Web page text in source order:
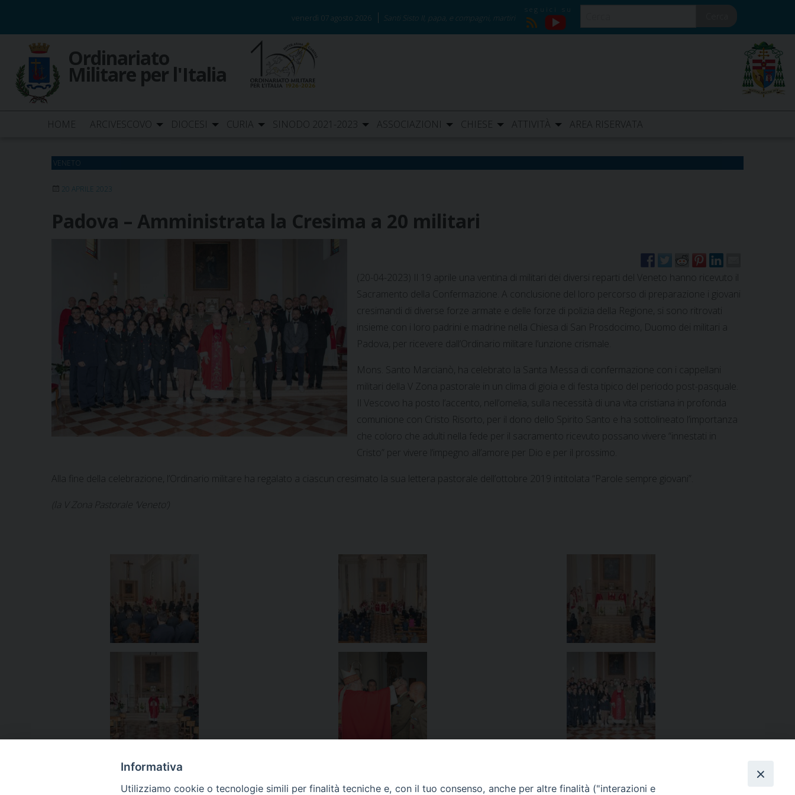
content
venerdì 07 agosto 2026 Santi Sisto II, papa, e compagni, martiri
RSS
YouTube
Ordinariato
Militare per l'Italia
HOME ARCIVESCOVO DIOCESI CURIA SINODO 2021-2023 ASSOCIAZIONI CHIESE ATTIVITÀ AREA RISERVATA
VENETO
20 APRILE 2023
Padova – Amministrata la Cresima a 20 militari
(20-04-2023) Il 19 aprile una ventina di militari dei diversi reparti del Veneto hanno ricevuto il
Sacramento della Confermazione. A conclusione del loro percorso di preparazione i giovani
cresimandi di diverse forze armate e delle forze di polizia della Regione, si sono ritrovati
insieme con i loro padrini e madrine nella Chiesa di San Prosdocimo, Duomo dei militari a
Padova, per ricevere dall’Ordinario militare l’unzione crismale.
Mons. Santo Marcianò, ha celebrato la Santa Messa di confermazione con i cappellani
militari della V Zona pastorale in un clima di gioia e di festa tipico del periodo post-pasquale.
Il Vescovo ha posto l’accento, nell’omelia, sulla necessità di una vita cristiana in profonda
comunione con Cristo Risorto, per il dono dello Spirito Santo e ha sottolineato l’importanza
che coloro che adulti nella fede per il sacramento ricevuto possano vivere “innestati in
Cristo” per vivere l’impegno all’amore per Dio e per il prossimo.
Alla fine della celebrazione, l’Ordinario militare ha regalato a ciascun cresimato la sua lettera pastorale dell’ottobre 2019 intitolata “Parole sempre giovani”.
(la V Zona Pastorale ‘Veneto’)
Informativa
Utilizziamo cookie o tecnologie simili per finalità tecniche e, con il tuo consenso, anche per altre finalità ("interazioni e